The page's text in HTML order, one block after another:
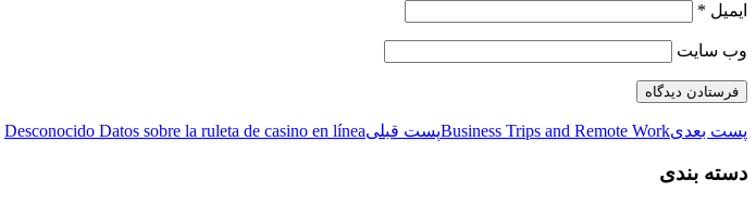
ایمیل *
وب‌ سایت
پست بعدیBusiness Trips and Remote Workپست قبلیDesconocido Datos sobre la ruleta de casino en línea
دسته بندی